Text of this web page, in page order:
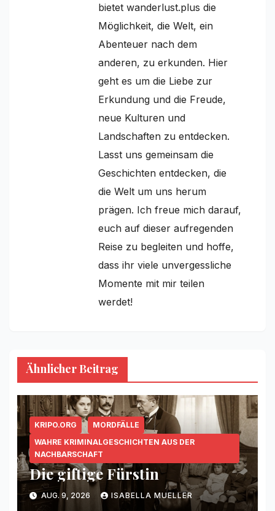
bietet wanderlust.plus die
Möglichkeit, die Welt, ein
Abenteuer nach dem
anderen, zu erkunden. Hier
geht es um die Liebe zur
Erkundung und die Freude,
neue Kulturen und
Landschaften zu entdecken.
Lasst uns gemeinsam die
Geschichten entdecken, die
die Welt um uns herum
prägen. Ich freue mich darauf,
euch auf dieser aufregenden
Reise zu begleiten und hoffe,
dass ihr viele unvergessliche
Momente mit mir teilen
werdet!
Ähnlicher Beitrag
KRIPO.ORG
MORDFÄLLE
WAHRE KRIMINALGESCHICHTEN AUS DER
NACHBARSCHAFT
Die giftige Fürstin
AUG. 9, 2026 ISABELLA MUELLER